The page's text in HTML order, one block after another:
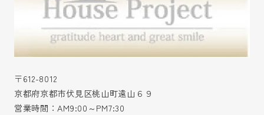
〒612-8012
京都府京都市伏見区桃山町遠山６９
営業時間：AM9:00～PM7:30